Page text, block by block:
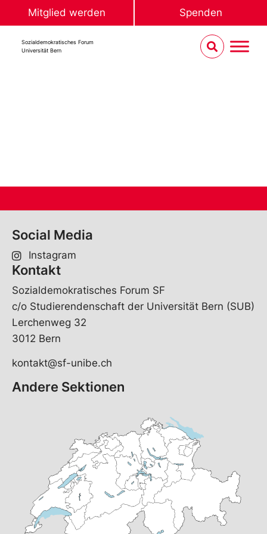
Mitglied werden Spenden
Sozialdemokratisches Forum
Universität Bern
Social Media
Instagram
Kontakt
Sozialdemokratisches Forum SF
c/o Studierendenschaft der Universität Bern (SUB)
Lerchenweg 32
3012 Bern
kontakt@sf-unibe.ch
Andere Sektionen